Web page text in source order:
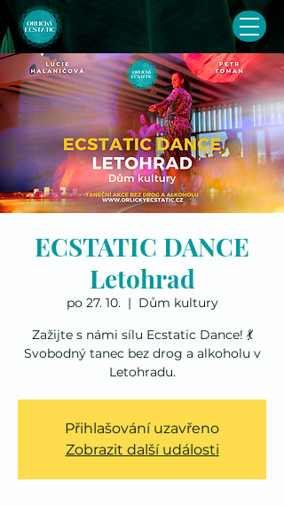
ECSTATIC DANCE
Letohrad
po 27. 10.
  |
Dům kultury
Zažijte s námi sílu Ecstatic Dance! 💃
Svobodný tanec bez drog a alkoholu v
Letohradu.
Přihlašování uzavřeno
Zobrazit další události